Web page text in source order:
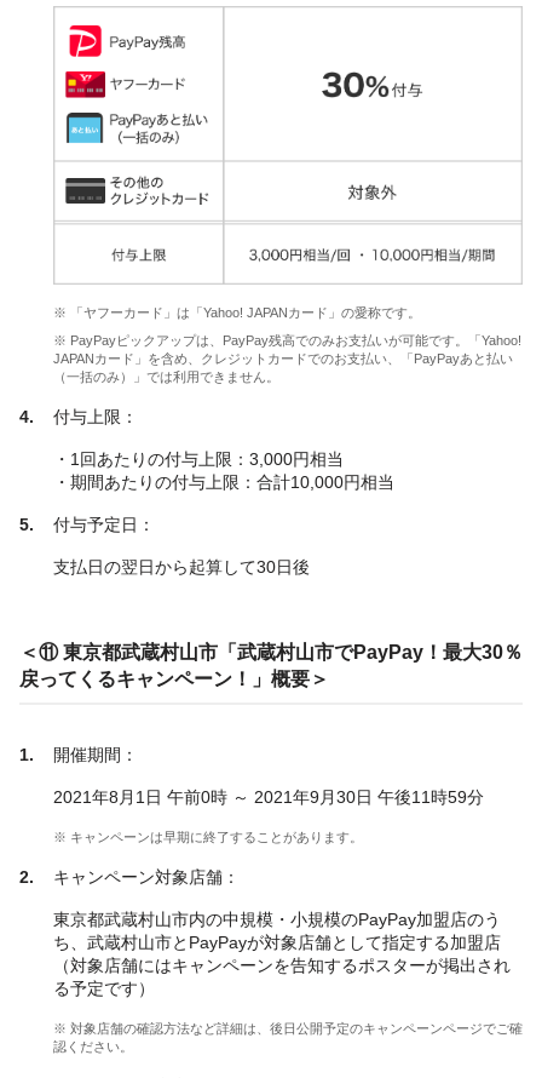
※ 「ヤフーカード」は「Yahoo! JAPANカード」の愛称です。
※ PayPayピックアップは、PayPay残高でのみお支払いが可能です。「Yahoo!
JAPANカード」を含め、クレジットカードでのお支払い、「PayPayあと払い
（一括のみ）」では利用できません。
付与上限：
・1回あたりの付与上限：3,000円相当
・期間あたりの付与上限：合計10,000円相当
付与予定日：
支払日の翌日から起算して30日後
＜⑪ 東京都武蔵村山市「武蔵村山市でPayPay！最大30％
戻ってくるキャンペーン！」概要＞
開催期間：
2021年8月1日 午前0時 ～ 2021年9月30日 午後11時59分
※ キャンペーンは早期に終了することがあります。
キャンペーン対象店舗：
東京都武蔵村山市内の中規模・小規模のPayPay加盟店のう
ち、武蔵村山市とPayPayが対象店舗として指定する加盟店
（対象店舗にはキャンペーンを告知するポスターが掲出され
る予定です）
※ 対象店舗の確認方法など詳細は、後日公開予定のキャンペーンページでご確
認ください。